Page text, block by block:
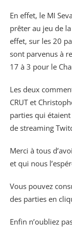
En effet, le MI
prêter au jeu de
effet, sur les 20
sont parvenus à
17 à 3 pour le
Les deux
CRUT et
parties qui
de streaming
Merci à tous
et qui nous
Vous pouvez
des parties en
Enfin n’oubliez